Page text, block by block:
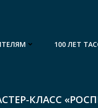
100 ЛЕТ
КЛАСС